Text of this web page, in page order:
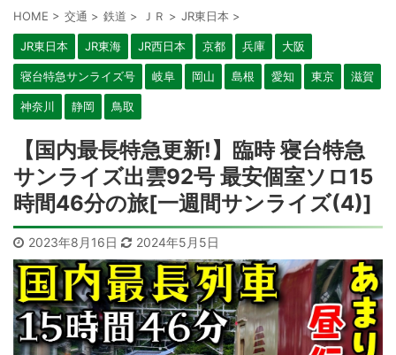
HOME > 交通 > 鉄道 > ＪＲ > JR東日本 >
JR東日本 JR東海 JR西日本 京都 兵庫 大阪
寝台特急サンライズ号 岐阜 岡山 島根 愛知 東京 滋賀
神奈川 静岡 鳥取
【国内最長特急更新!】臨時 寝台特急
サンライズ出雲92号 最安個室ソロ15
時間46分の旅[一週間サンライズ(4)]
2023年8月16日 2024年5月5日